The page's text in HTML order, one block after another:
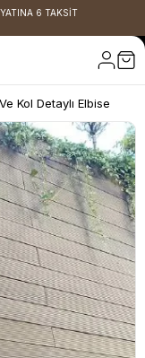
6 TAKSİT
Kol Detaylı Elbise